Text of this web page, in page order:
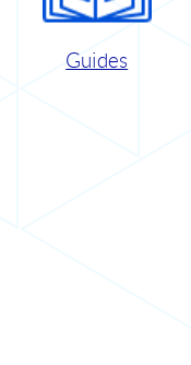
Guides